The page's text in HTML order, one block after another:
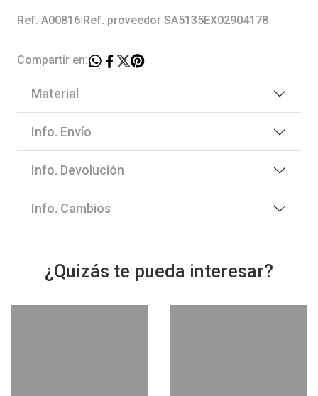
Ref. A00816 Ref. proveedor SA5135EX02904178
Compartir en:
Material
Info. Envío
Info. Devolución
Info. Cambios
¿Quizás te pueda interesar?